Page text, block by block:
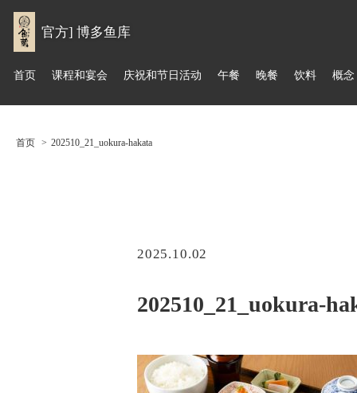
官方] 博多鱼库
首页 课程和宴会 庆祝和节日活动 午餐 晚餐 饮料 概念
首页 202510_21_uokura-hakata
2025.10.02
202510_21_uokura-